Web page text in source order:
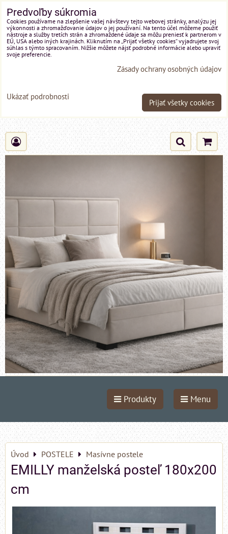
Produkty Menu
Úvod POSTELE Masívne postele
EMILLY manželská posteľ 180x200
cm
Predvoľby súkromia
Cookies používame na zlepšenie vašej návštevy tejto webovej stránky, analýzu jej
výkonnosti a zhromažďovanie údajov o jej používaní. Na tento účel môžeme použiť
nástroje a služby tretích strán a zhromaždené údaje sa môžu preniesť k partnerom v
EÚ, USA alebo iných krajinách. Kliknutím na „Prijať všetky cookies“ vyjadrujete svoj
súhlas s týmto spracovaním. Nižšie môžete nájsť podrobné informácie alebo upraviť
svoje preferencie.
Zásady ochrany osobných údajov
Ukázať podrobnosti
Prijať všetky cookies